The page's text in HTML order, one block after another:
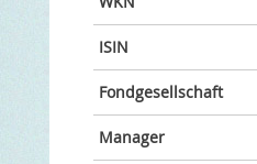
ISIN
Fondgesellschaft
Manager